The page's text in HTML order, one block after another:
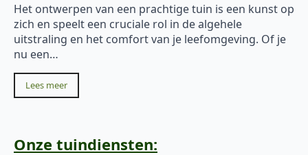
Het ontwerpen van een prachtige tuin is een kunst op
zich en speelt een cruciale rol in de algehele
uitstraling en het comfort van je leefomgeving. Of je
nu een…
Lees meer
Onze tuindiensten: